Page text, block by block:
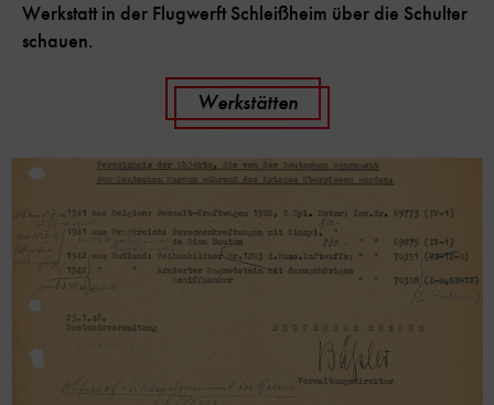
Werkstatt in der Flugwerft Schleißheim über die Schulter
schauen.
Werkstätten